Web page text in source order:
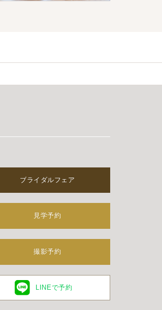
ブライダルフェア
見学予約
撮影予約
LINEで予約